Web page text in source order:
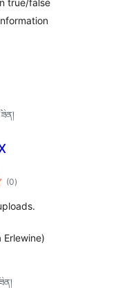
true/false
(0གདེང་
འཇོག་
ཚང་།
)
Erlewine)